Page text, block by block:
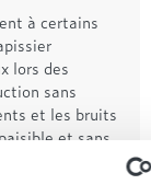
à certains
lors des
sans
et les bruits
et sans